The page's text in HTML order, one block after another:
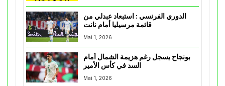
الدوري الفرنسي : استبعاد عبدلي من
قائمة مرسيليا أمام نانت
Mai 1, 2026
بونجاح يسجل رغم هزيمة الشمال أمام
السد في كأس الأمير
Mai 1, 2026